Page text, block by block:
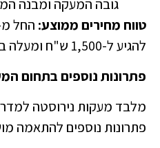
גובה המעקה ומבנה
מחירים ממוצע:
1,500 ש"ח ומעלה בהתאם למורכבות.
נוספים בתחום
מעקות נירוסטה למדרגות,
נוספים להתאמה